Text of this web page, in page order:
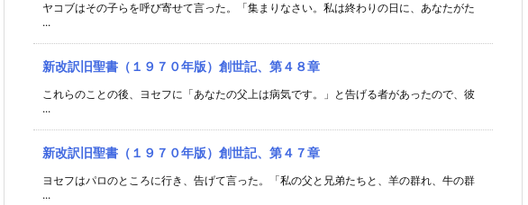
ヤコブはその子らを呼び寄せて言った。「集まりなさい。私は終わりの日に、あなたがた
...
新改訳旧聖書（１９７０年版）創世記、第４８章
これらのことの後、ヨセフに「あなたの父上は病気です。」と告げる者があったので、彼
...
新改訳旧聖書（１９７０年版）創世記、第４７章
ヨセフはパロのところに行き、告げて言った。「私の父と兄弟たちと、羊の群れ、牛の群
...